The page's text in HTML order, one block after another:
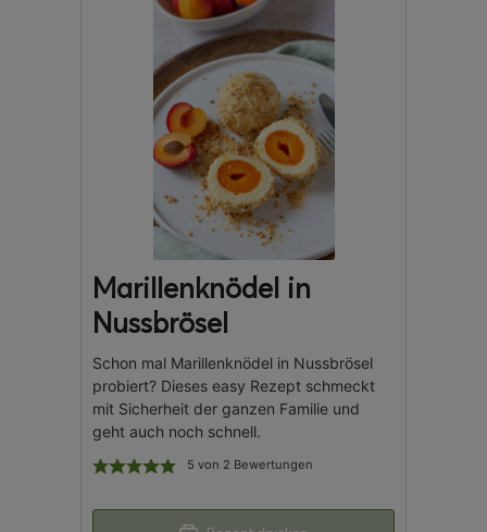
Marillenknödel in
Nussbrösel
Schon mal Marillenknödel in Nussbrösel
probiert? Dieses easy Rezept schmeckt
mit Sicherheit der ganzen Familie und
geht auch noch schnell.
5 von 2 Bewertungen